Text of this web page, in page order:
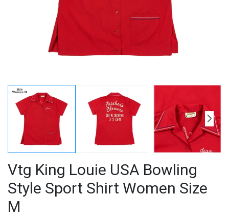
Vtg King Louie USA Bowling
Style Sport Shirt Women Size
M